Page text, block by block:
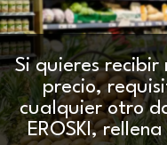
Si quieres recibir
precio,
cualquier otro
EROSKI,